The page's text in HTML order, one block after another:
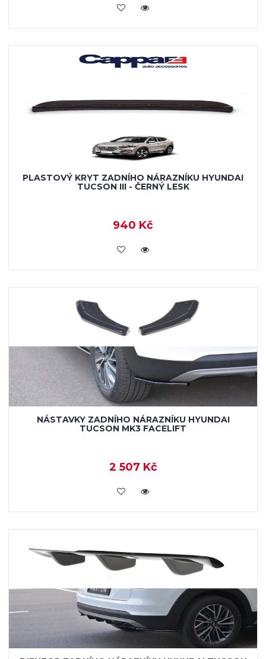
KOUPIT
PLASTOVÝ KRYT ZADNÍHO NÁRAZNÍKU HYUNDAI
TUCSON III - ČERNÝ LESK
940 Kč
KOUPIT
NÁSTAVKY ZADNÍHO NÁRAZNÍKU HYUNDAI
TUCSON MK3 FACELIFT
2 507 Kč
KOUPIT